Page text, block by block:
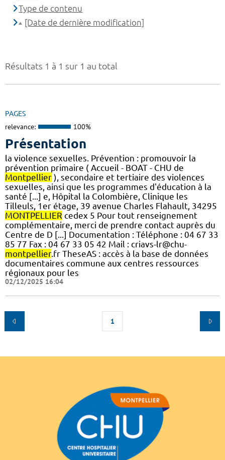
Résultats 1 à 1 sur 1 au total
PAGES
relevance: 100%
Présentation
la violence sexuelles. Prévention : promouvoir la
prévention primaire ( Accueil - BOAT - CHU de
Montpellier ), secondaire et tertiaire des violences
sexuelles, ainsi que les programmes d'éducation à la
santé [...] e, Hôpital la Colombière, Clinique les
Tilleuls, 1er étage, 39 avenue Charles Flahault, 34295
MONTPELLIER cedex 5 Pour tout renseignement
complémentaire, merci de prendre contact auprès du
Centre de D [...] Documentation : Téléphone : 04 67 33
85 77 Fax : 04 67 33 05 42 Mail : criavs-lr@chu-
montpellier.fr TheseAS : accès à la base de données
documentaires commune aux centres ressources
régionaux pour les
02/12/2025 16:04
1
Type de contenu
[Date de dernière modification]